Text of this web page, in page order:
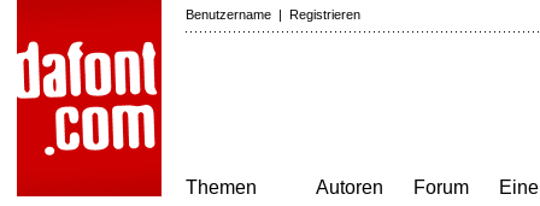
Benutzername | Registrieren
Themen
Autoren
Forum